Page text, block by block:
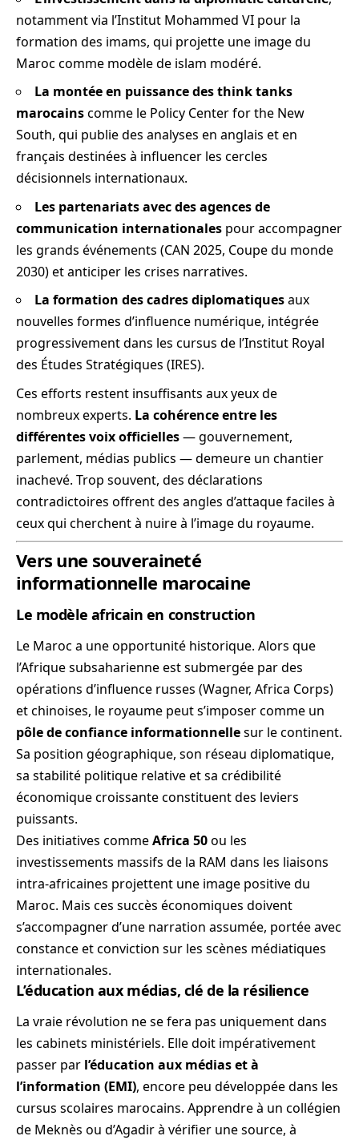
notamment via l’Institut Mohammed VI pour la
formation des imams, qui projette une image du
Maroc comme modèle de islam modéré.
La montée en puissance des think tanks
marocainscomme le Policy Center for the New
South, qui publie des analyses en anglais et en
français destinées à influencer les cercles
décisionnels internationaux.
Les partenariats avec des agences de
communication internationales pour accompagner
les grands événements (CAN 2025, Coupe du monde
2030) et anticiper les crises narratives.
La formation des cadres diplomatiquesaux
nouvelles formes d’influence numérique, intégrée
progressivement dans les cursus de l’Institut Royal
des Études Stratégiques (IRES).
Ces efforts restent insuffisants aux yeux de
nombreux experts. La cohérence entre les
différentes voix officielles— gouvernement,
parlement, médias publics — demeure un chantier
inachevé. Trop souvent, des déclarations
contradictoires offrent des angles d’attaque faciles à
ceux qui cherchent à nuire à l’image du royaume.
Vers une souveraineté
informationnelle marocaine
Le modèle africain en construction
Le Maroc a une opportunité historique. Alors que
l’Afrique subsaharienne est submergée par des
opérations d’influence russes (Wagner, Africa Corps)
et chinoises, le royaume peut s’imposer comme un
pôle de confiance informationnellesur le continent.
Sa position géographique, son réseau diplomatique,
sa stabilité politique relative et sa crédibilité
économique croissante constituent des leviers
puissants.
Des initiatives commeAfrica 50ou les
investissements massifs de la RAM dans les liaisons
intra-africaines projettent une image positive du
Maroc. Mais ces succès économiques doivent
s’accompagner d’une narration assumée, portée avec
constance et conviction sur les scènes médiatiques
internationales.
L’éducation aux médias, clé de la résilience
La vraie révolution ne se fera pas uniquement dans
les cabinets ministériels. Elle doit impérativement
passer par l’éducation aux médias et à
l’information (EMI), encore peu développée dans les
cursus scolaires marocains. Apprendre à un collégien
de Meknès ou d’Agadir à vérifier une source, à